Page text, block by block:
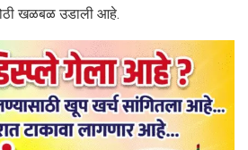
खळबळ उडाली आहे.